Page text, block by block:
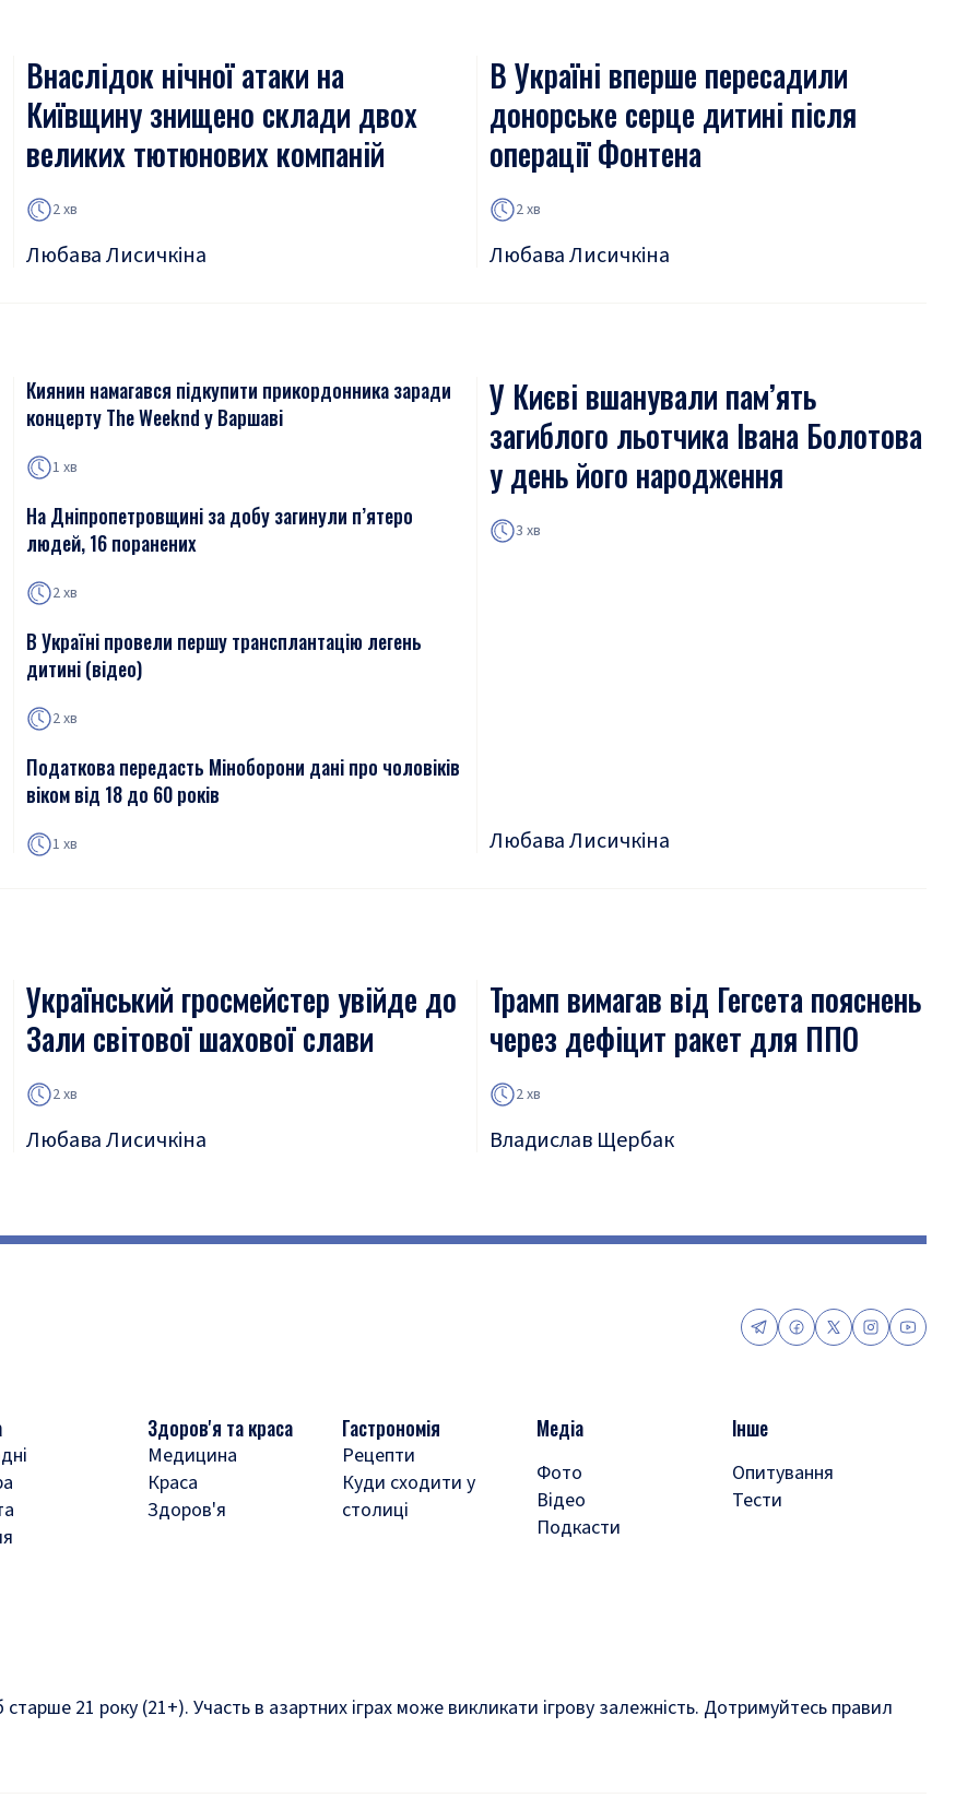
Внаслідок нічної атаки на
Київщину знищено склади двох
великих тютюнових компаній
2 хв
Любава Лисичкіна
В Україні вперше пересадили
донорське серце дитині після
операції Фонтена
2 хв
Любава Лисичкіна
Киянин намагався підкупити прикордонника заради
концерту The Weeknd у Варшаві
1 хв
На Дніпропетровщині за добу загинули п’ятеро
людей, 16 поранених
2 хв
В Україні провели першу трансплантацію легень
дитині (відео)
2 хв
Податкова передасть Міноборони дані про чоловіків
віком від 18 до 60 років
1 хв
У Києві вшанували пам’ять
загиблого льотчика Івана Болотова
у день його народження
3 хв
Любава Лисичкіна
Український гросмейстер увійде до
Зали світової шахової слави
2 хв
Любава Лисичкіна
Трамп вимагав від Гегсета пояснень
через дефіцит ракет для ППО
2 хв
Владислав Щербак
Здоров'я та краса
Медицина
Краса
Здоров'я
Гастрономія
Рецепти
Куди сходити у
столиці
Медіа
Фото
Відео
Подкасти
Інше
Опитування
Тести
21 року (21+). Участь в азартних іграх може викликати ігрову залежність. Дотримуйтесь правил